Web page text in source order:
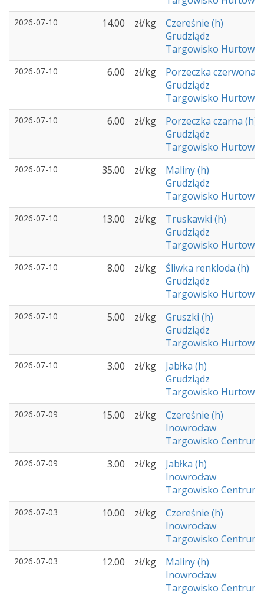
2026-07-10 14.00 zł/kg
Czereśnie (h)
Grudziądz
Targowisko Hurtowe
2026-07-10 6.00 zł/kg
Porzeczka czerwona
Grudziądz
Targowisko Hurtowe
2026-07-10 6.00 zł/kg
Porzeczka czarna (h)
Grudziądz
Targowisko Hurtowe
2026-07-10 35.00 zł/kg
Maliny (h)
Grudziądz
Targowisko Hurtowe
2026-07-10 13.00 zł/kg
Truskawki (h)
Grudziądz
Targowisko Hurtowe
2026-07-10 8.00 zł/kg
Śliwka renkloda (h)
Grudziądz
Targowisko Hurtowe
2026-07-10 5.00 zł/kg
Gruszki (h)
Grudziądz
Targowisko Hurtowe
2026-07-10 3.00 zł/kg
Jabłka (h)
Grudziądz
Targowisko Hurtowe
2026-07-09 15.00 zł/kg
Czereśnie (h)
Inowrocław
Targowisko Centrum
2026-07-09 3.00 zł/kg
Jabłka (h)
Inowrocław
Targowisko Centrum
2026-07-03 10.00 zł/kg
Czereśnie (h)
Inowrocław
Targowisko Centrum
2026-07-03 12.00 zł/kg
Maliny (h)
Inowrocław
Targowisko Centrum